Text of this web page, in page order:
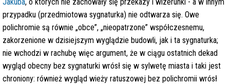
przypadku (przedmiotowa sygnaturka) nie odtwarza się. Owe
polichromie są równie „obce”, „nieopatrzone” współczesnemu,
zakorzenione w dzisiejszym wyglądzie budowli, jak i ta sygnaturka;
nie wchodzi w rachubę więc argument, że w ciągu ostatnich dekad
wygląd obecny bez sygnaturki wrósł się w sylwetę miasta i taki jest
chroniony: również wygląd wieży ratuszowej bez polichromii wrósł